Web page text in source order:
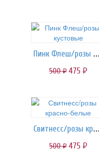
Пинк Флеш/розы кустовые
500руб. 475 руб.
Свитнесс/розы красно-белые
500руб. 475 руб.